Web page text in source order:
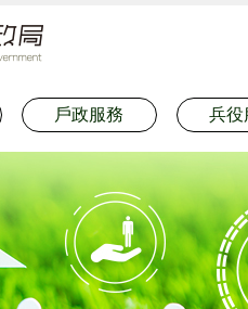
戶政服務 兵役